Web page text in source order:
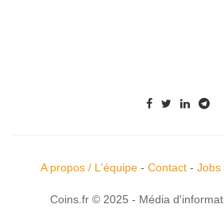
A propos / L'équipe- Contact- Jobs
Coins.fr © 2025 - Média